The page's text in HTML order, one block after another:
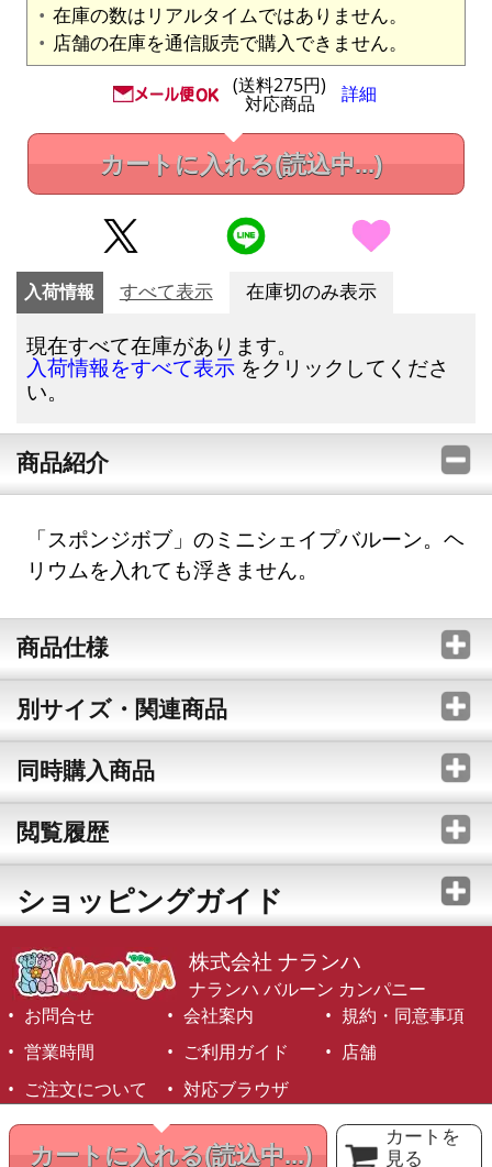
在庫の数はリアルタイムではありません。
店舗の在庫を通信販売で購入できません。
(送料275円)
対応商品 詳細
カートに入れる(読込中...)
カートに入れる(読込中...)
カートを
見る
入荷情報 すべて表示 在庫切のみ表示
現在すべて在庫があります。
入荷情報をすべて表示 をクリックしてくださ
い。
商品紹介
「スポンジボブ」のミニシェイプバルーン。ヘ
リウムを入れても浮きません。
商品仕様
別サイズ・関連商品
同時購入商品
閲覧履歴
ショッピングガイド
株式会社 ナランハ
ナランハ バルーン カンパニー
お問合せ
会社案内
規約・同意事項
営業時間
ご利用ガイド
店舗
ご注文について
対応ブラウザ
©1999-2026 NARANJA Inc. All Rights Reserved.